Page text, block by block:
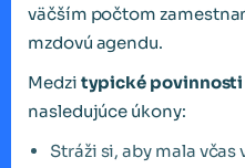
väčším počtom
mzdovú agendu.
Medzi typické povinnosti
nasledujúce úkony:
Stráži si, aby mala